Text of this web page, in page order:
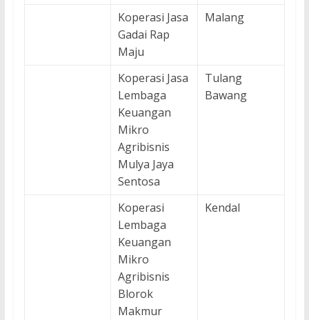
Koperasi Jasa
Gadai Rap
Maju
Malang
Koperasi Jasa
Lembaga
Keuangan
Mikro
Agribisnis
Mulya Jaya
Sentosa
Tulang
Bawang
Koperasi
Lembaga
Keuangan
Mikro
Agribisnis
Blorok
Makmur
Kendal